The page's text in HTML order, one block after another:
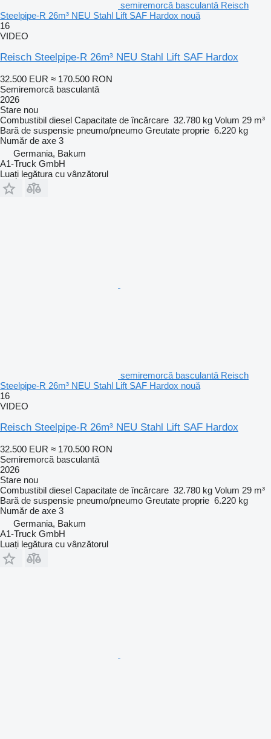
semiremorcă basculantă Reisch
Steelpipe-R 26m³ NEU Stahl Lift SAF Hardox nouă
16
VIDEO
Reisch Steelpipe-R 26m³ NEU Stahl Lift SAF Hardox
32.500 EUR ≈ 170.500 RON
Semiremorcă basculantă
2026
Stare nou
Combustibil diesel Capacitate de încărcare 32.780 kg Volum 29 m³
Bară de suspensie pneumo/pneumo Greutate proprie 6.220 kg
Număr de axe 3
Germania, Bakum
A1-Truck GmbH
Luați legătura cu vânzătorul
semiremorcă basculantă Reisch
Steelpipe-R 26m³ NEU Stahl Lift SAF Hardox nouă
16
VIDEO
Reisch Steelpipe-R 26m³ NEU Stahl Lift SAF Hardox
32.500 EUR ≈ 170.500 RON
Semiremorcă basculantă
2026
Stare nou
Combustibil diesel Capacitate de încărcare 32.780 kg Volum 29 m³
Bară de suspensie pneumo/pneumo Greutate proprie 6.220 kg
Număr de axe 3
Germania, Bakum
A1-Truck GmbH
Luați legătura cu vânzătorul